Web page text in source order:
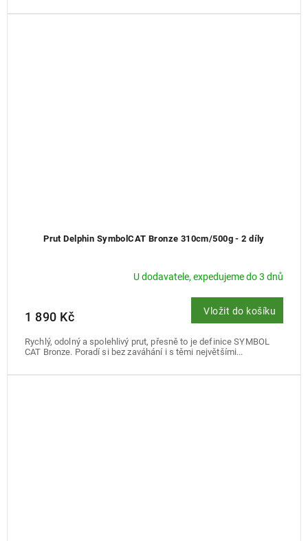
Prut Delphin SymbolCAT Bronze 310cm/500g - 2 díly
U dodavatele, expedujeme do 3 dnů
1 890 Kč Vložit do košíku
Rychlý, odolný a spolehlivý prut, přesně to je definice SYMBOL
CAT Bronze. Poradí si bez zaváhání i s těmi největšími...